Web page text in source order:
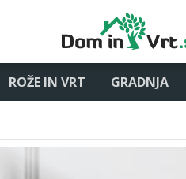
ROŽE IN VRT GRADNJA